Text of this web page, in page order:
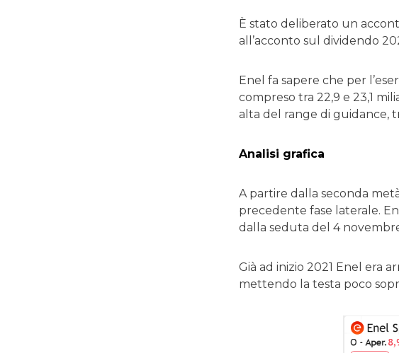
È stato deliberato un
all’acconto sul dividendo
Enel fa sapere che per
compreso tra 22,9 e 23,1
alta del range di guidance,
Analisi grafica
A partire dalla seconda
precedente fase laterale.
dalla seduta del 4
Già ad inizio 2021 Enel era
mettendo la testa poco